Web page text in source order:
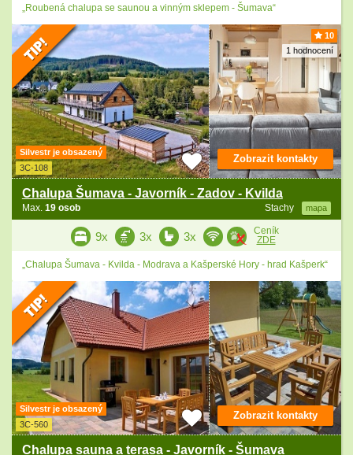
„Roubená chalupa se saunou a vinným sklepem - Šumava“
10
1 hodnocení
Silvestr je obsazený
3C-108
Chalupa Šumava - Javorník - Zadov - Kvilda
Stachy mapa
Max. 19 osob
Zobrazit kontakty
9x 3x 3x
Ceník
ZDE
„Chalupa Šumava - Kvilda - Modrava a Kašperské Hory - hrad Kašperk“
Silvestr je obsazený
3C-560
Chalupa sauna a terasa - Javorník - Šumava
Zobrazit kontakty